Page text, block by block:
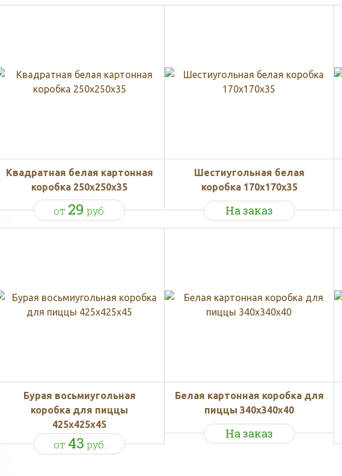
Квадратная белая картонная
коробка 250х250х35
от 29 руб.
Шестиугольная белая
коробка 170x170x35
На заказ
Бурая восьмиугольная
коробка для пиццы
425х425х45
от 43 руб.
Белая картонная коробка для
пиццы 340х340х40
На заказ